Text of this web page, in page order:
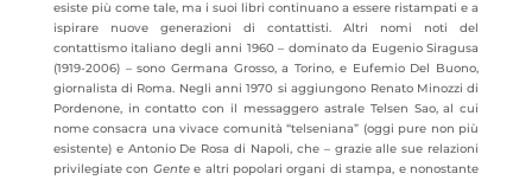
esiste più come tale, ma i suoi libri continuano a essere ristampati e a
ispirare nuove generazioni di contattisti. Altri nomi noti del
contattismo italiano degli anni 1960 – dominato da Eugenio Siragusa
(1919-2006) – sono Germana Grosso, a Torino, e Eufemio Del Buono,
giornalista di Roma. Negli anni 1970 si aggiungono Renato Minozzi di
Pordenone, in contatto con il messaggero astrale Telsen Sao, al cui
nome consacra una vivace comunità “telseniana” (oggi pure non più
esistente) e Antonio De Rosa di Napoli, che – grazie alle sue relazioni
privilegiate con Gentee altri popolari organi di stampa, e nonostante